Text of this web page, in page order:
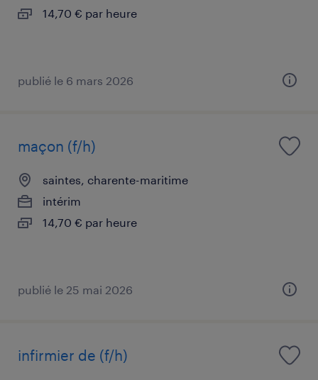
14,70 € par heure
publié le 6 mars 2026
maçon (f/h)
saintes, charente-maritime
intérim
14,70 € par heure
publié le 25 mai 2026
infirmier de (f/h)